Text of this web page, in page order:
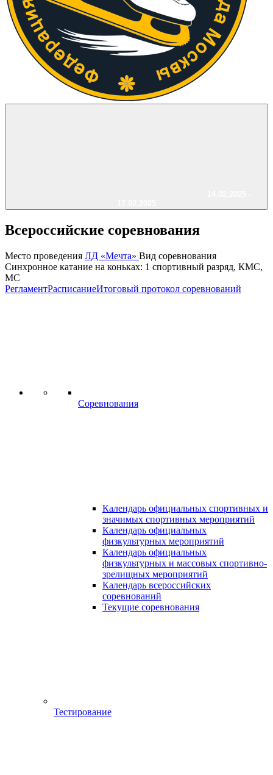
Всероссийские соревнования
Место проведения ЛД «Мечта» Вид соревнования
Синхронное катание на коньках: 1 спортивный разряд, КМС,
МС
РегламентРасписаниеИтоговый протокол соревнований
Соревнования
Календарь официальных спортивных и
значимых спортивных мероприятий
Календарь официальных
физкультурных мероприятий
Календарь официальных
физкультурных и массовых спортивно-
зрелищных мероприятий
Календарь всероссийских
соревнований
Текущие соревнования
Тестирование